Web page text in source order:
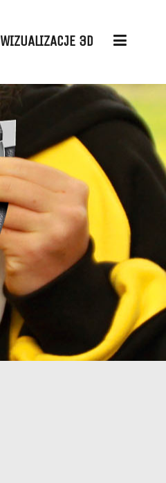
WIZUALIZACJE 3D